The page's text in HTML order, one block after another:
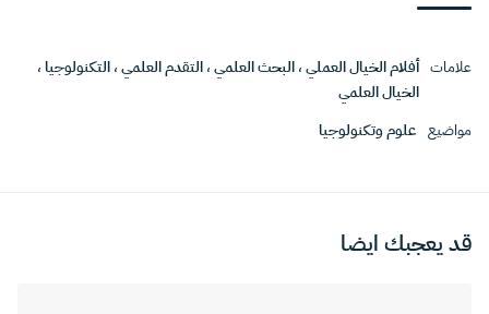
علامات أفلام الخيال العملي،البحث العلمي،التقدم العلمي،التكنولوجيا،
الخيال العلمي
مواضيع علوم وتكنولوجيا
قد يعجبك ايضا